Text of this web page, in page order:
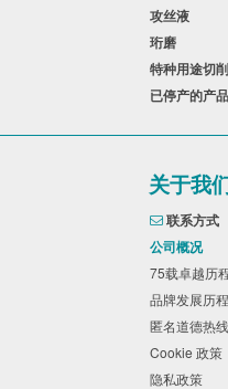
攻丝液
珩磨
特种用途切
已停产的产品
关于我
联系方式
公司概况
75载卓越历
品牌发展历程
匿名道德热
Cookie 政策
隐私政策